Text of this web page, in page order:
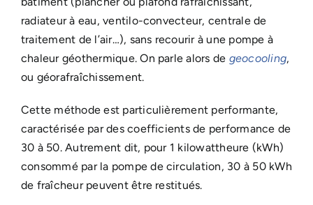
radiateur à eau, ventilo-convecteur, centrale de
traitement de l’air…), sans recourir à une pompe à
chaleur géothermique. On parle alors de geocooling,
ou géorafraîchissement.
Cette méthode est particulièrement performante,
caractérisée par des coefficients de performance de
30 à 50. Autrement dit, pour 1 kilowattheure (kWh)
consommé par la pompe de circulation, 30 à 50 kWh
de fraîcheur peuvent être restitués.